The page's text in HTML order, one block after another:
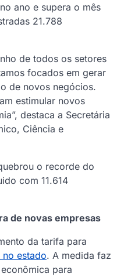
ano e supera o mês
21.788
de todos os setores
focados em gerar
de novos negócios.
estimular novos
destaca a Secretária
Ciência e
o recorde do
com 11.614
de novas empresas
da tarifa para
estado. A medida faz
para